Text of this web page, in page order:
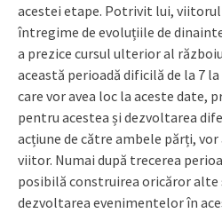
acestei etape. Potrivit lui,
întregime de evoluțiile de
a prezice cursul ulterior al
această perioadă dificilă de la 7
care vor avea loc la aceste date,
pentru acestea și dezvoltarea
acțiune de către ambele părți, vor
viitor. Numai după trecerea
posibilă construirea oricăror alte
dezvoltarea evenimentelor în